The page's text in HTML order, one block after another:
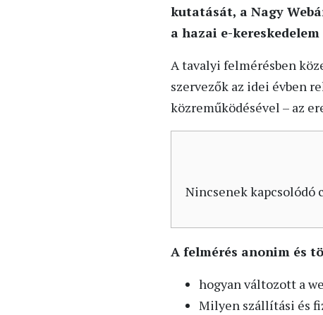
kutatását, a Nagy
a hazai e-
A tavalyi felmérésben
szervezők az idei évben
közreműködésével – az
Nincsenek kapcsolódó
A felmérés anonim és
hogyan változott a
Milyen szállítási és